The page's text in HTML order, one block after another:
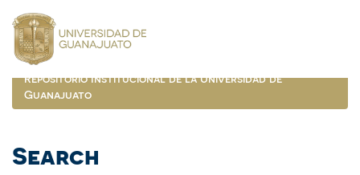
navigation
Repositorio Institucional de la Universidad de
Guanajuato
Search